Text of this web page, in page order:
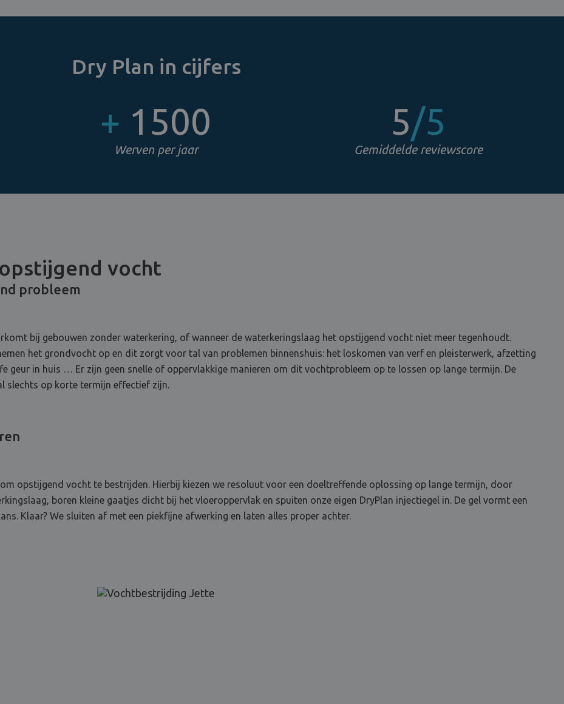
Dry Plan in cijfers
+ 1500
Werven per jaar
5/5
Gemiddelde reviewscore
vocht
probleem
bij gebouwen zonder waterkering, of wanneer de waterkeringslaag het opstijgend vocht niet meer tegenhoudt.
het grondvocht op en dit zorgt voor tal van problemen binnenshuis: het loskomen van verf en pleisterwerk, afzetting
geur in huis … Er zijn geen snelle of oppervlakkige manieren om dit vochtprobleem op te lossen op lange termijn. De
slechts op korte termijn effectief zijn.
opstijgend vocht te bestrijden. Hierbij kiezen we resoluut voor een doeltreffende oplossing op lange termijn, door
boren kleine gaatjes dicht bij het vloeroppervlak en spuiten onze eigen DryPlan injectiegel in. De gel vormt een
Klaar? We sluiten af met een piekfijne afwerking en laten alles proper achter.